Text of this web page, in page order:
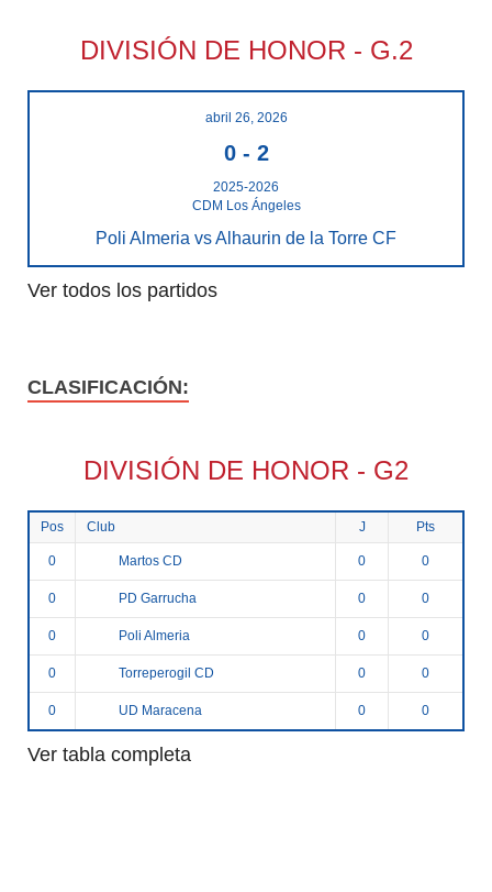
DIVISIÓN DE HONOR - G.2
abril 26, 2026
0- 2
2025-2026
CDM Los Ángeles
Poli Almeria vs Alhaurin de la Torre CF
Ver todos los partidos
CLASIFICACIÓN:
DIVISIÓN DE HONOR - G2
Pos Club J Pts
0 Martos CD 0 0
0 PD Garrucha 0 0
0 Poli Almeria 0 0
0 Torreperogil CD 0 0
0 UD Maracena 0 0
Ver tabla completa